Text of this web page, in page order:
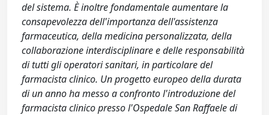
del sistema. È inoltre fondamentale aumentare la
consapevolezza dell'importanza dell'assistenza
farmaceutica, della medicina personalizzata, della
collaborazione interdisciplinare e delle responsabilità
di tutti gli operatori sanitari, in particolare del
farmacista clinico. Un progetto europeo della durata
di un anno ha messo a confronto l'introduzione del
farmacista clinico presso l'Ospedale San Raffaele di